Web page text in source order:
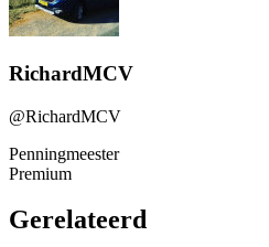
RichardMCV
@RichardMCV
Penningmeester
Premium
Gerelateerd